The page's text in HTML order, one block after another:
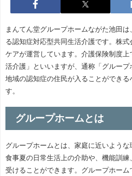
まんてん堂グループホームながた池田
る認知症対応型共同生活介護です。株式
ケアが運営しています。介護保険制度
活介護」といいますが、通称「グループ
地域の認知症の住民が入ることができ
す。
グループホームとは
グループホームとは、家庭に近いような
食事夏の日常生活上の介助や、機能訓
受けることができます。グループホー